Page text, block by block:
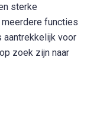
sterke
meerdere functies
voor
zoek zijn naar